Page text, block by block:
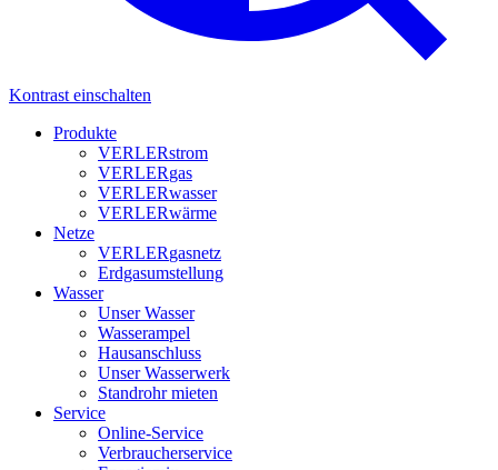
Kontrast einschalten
Produkte
VERLERstrom
VERLERgas
VERLERwasser
VERLERwärme
Netze
VERLERgasnetz
Erdgasumstellung
Wasser
Unser Wasser
Wasserampel
Hausanschluss
Unser Wasserwerk
Standrohr mieten
Service
Online-Service
Verbraucherservice